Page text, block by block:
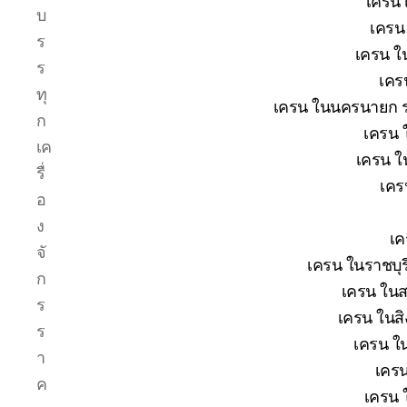
บ
ร
ร
ทุ
ก
เค
รื่
อ
ง
จั
ก
ร
ร
า
ค
เคร
เครน
เค
เครน ในนครนายก
เครน
เครน
เค
เ
เครน ในราช
เครน ใน
เครน ใน
เครน
เค
เครน